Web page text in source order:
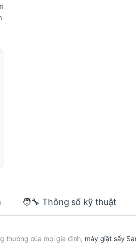
🧑‍🔧 Thông số kỹ thuật
thường của mọi gia đình, máy giặt sấy